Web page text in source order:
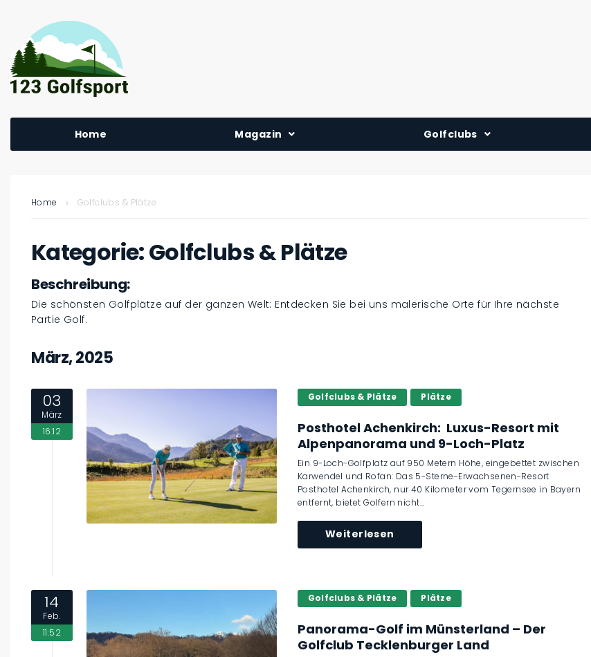
Home Magazin
Golfclubs
Home Golfclubs & Plätze
Kategorie:Golfclubs & Plätze
Beschreibung:
Die schönsten Golfplätze auf der ganzen Welt: Entdecken Sie bei uns malerische Orte für Ihre nächste
Partie Golf.
März, 2025
03
März
16:12
Golfclubs & Plätze Plätze
Posthotel Achenkirch: Luxus-Resort mit
Alpenpanorama und 9-Loch-Platz
Ein 9-Loch-Golfplatz auf 950 Metern Höhe, eingebettet zwischen
Karwendel und Rofan: Das 5-Sterne-Erwachsenen-Resort
Posthotel Achenkirch, nur 40 Kilometer vom Tegernsee in Bayern
entfernt, bietet Golfern nicht...
Weiterlesen
14
Feb.
11:52
Golfclubs & Plätze Plätze
Panorama-Golf im Münsterland – Der
Golfclub Tecklenburger Land